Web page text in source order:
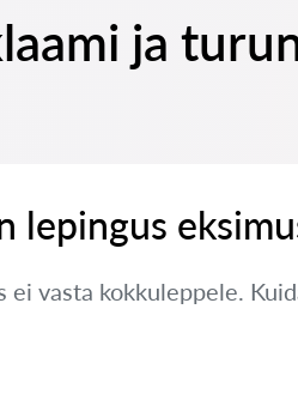
ja
lepingus
vasta kokkuleppele.